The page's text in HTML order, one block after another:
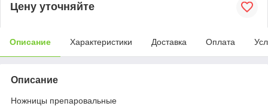
Цену уточняйте
Описание Характеристики Доставка Оплата
Описание
Ножницы препаровальные